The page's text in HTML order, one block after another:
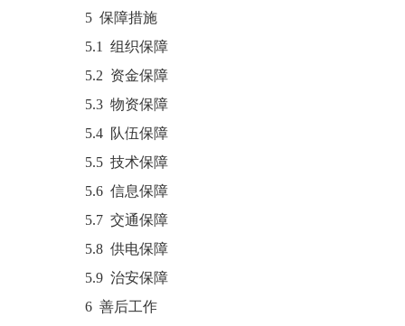
5 保障措施
5.1 组织保障
5.2 资金保障
5.3 物资保障
5.4 队伍保障
5.5 技术保障
5.6 信息保障
5.7 交通保障
5.8 供电保障
5.9 治安保障
6 善后工作